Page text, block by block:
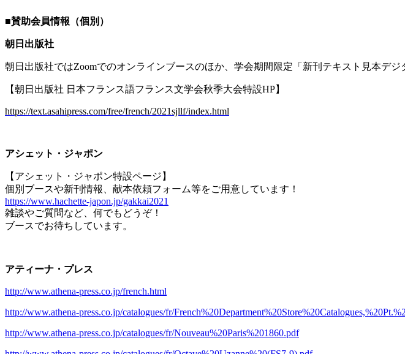
■賛助会員情報（個別）
朝日出版社
朝日出版社ではZoomでのオンラインブースのほか、学会期間限定「新刊テキスト見本デ
【朝日出版社 日本フランス語フランス文学会秋季大会特設HP】
https://text.asahipress.com/free/french/2021sjllf/index.html
アシェット・ジャポン
【アシェット・ジャポン特設ページ】
個別ブースや新刊情報、献本依頼フォーム等をご用意しています！
https://www.hachette-japon.jp/gakkai2021
雑談やご質問など、何でもどうぞ！
ブースでお待ちしています。
アティーナ・プレス
http://www.athena-press.co.jp/french.html
http://www.athena-press.co.jp/catalogues/fr/
http://www.athena-press.co.jp/catalogues/fr/Nouveau%20Paris%201860.pdf